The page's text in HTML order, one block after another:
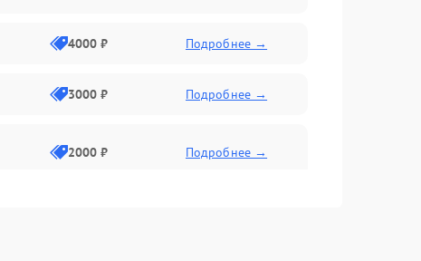
4000 ₽ Подробнее →
3000 ₽ Подробнее →
2000 ₽ Подробнее →